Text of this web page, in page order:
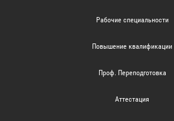
Рабочие специальности
Повышение квалификации
Проф. Переподготовка
Аттестация